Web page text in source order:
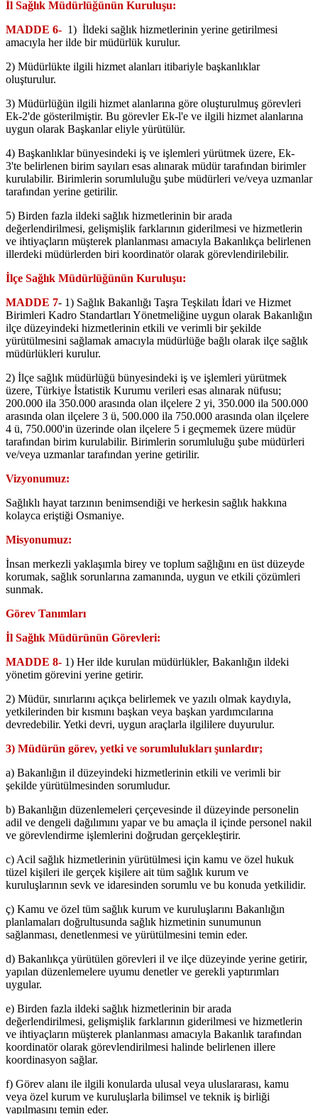
İl Sağlık Müdürlüğünün Kuruluşu:
MADDE 6- 1) İldeki sağlık hizmetlerinin yerine getirilmesi
amacıyla her ilde bir müdürlük kurulur.
2) Müdürlükte ilgili hizmet alanları itibariyle başkanlıklar
oluşturulur.
3) Müdürlüğün ilgili hizmet alanlarına göre oluşturulmuş görevleri
Ek-2'de gösterilmiştir. Bu görevler Ek-l'e ve ilgili hizmet alanlarına
uygun olarak Başkanlar eliyle yürütülür.
4) Başkanlıklar bünyesindeki iş ve işlemleri yürütmek üzere, Ek-
3'te belirlenen birim sayıları esas alınarak müdür tarafından birimler
kurulabilir. Birimlerin sorumluluğu şube müdürleri ve/veya uzmanlar
tarafından yerine getirilir.
5) Birden fazla ildeki sağlık hizmetlerinin bir arada
değerlendirilmesi, gelişmişlik farklarının giderilmesi ve hizmetlerin
ve ihtiyaçların müşterek planlanması amacıyla Bakanlıkça belirlenen
illerdeki müdürlerden biri koordinatör olarak görevlendirilebilir.
İlçe Sağlık Müdürlüğünün Kuruluşu:
MADDE 7- 1) Sağlık Bakanlığı Taşra Teşkilatı İdari ve Hizmet
Birimleri Kadro Standartları Yönetmeliğine uygun olarak Bakanlığın
ilçe düzeyindeki hizmetlerinin etkili ve verimli bir şekilde
yürütülmesini sağlamak amacıyla müdürlüğe bağlı olarak ilçe sağlık
müdürlükleri kurulur.
2) İlçe sağlık müdürlüğü bünyesindeki iş ve işlemleri yürütmek
üzere, Türkiye İstatistik Kurumu verileri esas alınarak nüfusu;
200.000 ila 350.000 arasında olan ilçelere 2 yi, 350.000 ila 500.000
arasında olan ilçelere 3 ü, 500.000 ila 750.000 arasında olan ilçelere
4 ü, 750.000'in üzerinde olan ilçelere 5 i geçmemek üzere müdür
tarafından birim kurulabilir. Birimlerin sorumluluğu şube müdürleri
ve/veya uzmanlar tarafından yerine getirilir.
Vizyonumuz:
Sağlıklı hayat tarzının benimsendiği ve herkesin sağlık hakkına
kolayca eriştiği Osmaniye.
Misyonumuz:
İnsan merkezli yaklaşımla birey ve toplum sağlığını en üst düzeyde
korumak, sağlık sorunlarına zamanında, uygun ve etkili çözümleri
sunmak.
Görev Tanımları
İl Sağlık Müdürünün Görevleri:
MADDE 8- 1) Her ilde kurulan müdürlükler, Bakanlığın ildeki
yönetim görevini yerine getirir.
2) Müdür, sınırlarını açıkça belirlemek ve yazılı olmak kaydıyla,
yetkilerinden bir kısmını başkan veya başkan yardımcılarına
devredebilir. Yetki devri, uygun araçlarla ilgililere duyurulur.
3) Müdürün görev, yetki ve sorumlulukları şunlardır;
a) Bakanlığın il düzeyindeki hizmetlerinin etkili ve verimli bir
şekilde yürütülmesinden sorumludur.
b) Bakanlığın düzenlemeleri çerçevesinde il düzeyinde personelin
adil ve dengeli dağılımını yapar ve bu amaçla il içinde personel nakil
ve görevlendirme işlemlerini doğrudan gerçekleştirir.
c) Acil sağlık hizmetlerinin yürütülmesi için kamu ve özel hukuk
tüzel kişileri ile gerçek kişilere ait tüm sağlık kurum ve
kuruluşlarının sevk ve idaresinden sorumlu ve bu konuda yetkilidir.
ç) Kamu ve özel tüm sağlık kurum ve kuruluşlarını Bakanlığın
planlamaları doğrultusunda sağlık hizmetinin sunumunun
sağlanması, denetlenmesi ve yürütülmesini temin eder.
d) Bakanlıkça yürütülen görevleri il ve ilçe düzeyinde yerine getirir,
yapılan düzenlemelere uyumu denetler ve gerekli yaptırımları
uygular.
e) Birden fazla ildeki sağlık hizmetlerinin bir arada
değerlendirilmesi, gelişmişlik farklarının giderilmesi ve hizmetlerin
ve ihtiyaçların müşterek planlanması amacıyla Bakanlık tarafından
koordinatör olarak görevlendirilmesi halinde belirlenen illere
koordinasyon sağlar.
f) Görev alanı ile ilgili konularda ulusal veya uluslararası, kamu
veya özel kurum ve kuruluşlarla bilimsel ve teknik iş birliği
yapılmasını temin eder.